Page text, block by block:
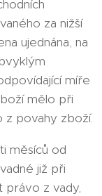
za nižší
ujednána, na
míře
mělo při
z povahy zboží.
měsíců od
již při
právo z vady,